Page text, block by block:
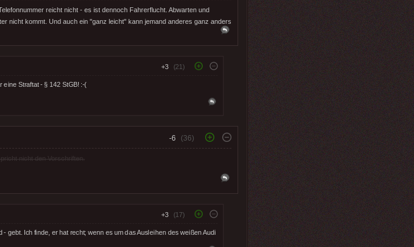
reicht nicht - es ist dennoch Fahrerflucht. Abwarten und
nicht kommt. Und auch ein "ganz leicht" kann jemand anderes ganz anders
+3 (21)
Straftat - § 142 StGB! :-(
-6 (36)
nicht den Vorschriften.
+3 (17)
gebt. Ich finde, er hat recht; wenn es um das Ausleihen des weißen Audi